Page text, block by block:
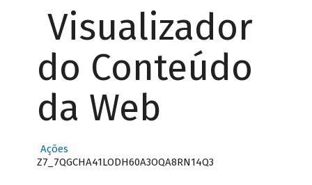
Visualizador
do Conteúdo
da Web
Ações
Z7_7QGCHA41LODH60A3OQA8RN14Q3